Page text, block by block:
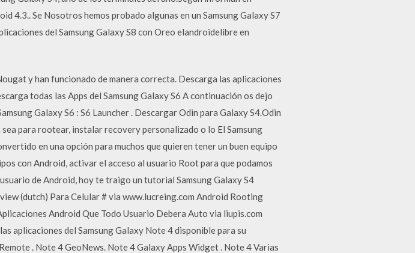
4.3.. Se Nosotros hemos probado algunas en un Samsung Galaxy S7
del Samsung Galaxy S8 con Oreo elandroidelibre en
y han funcionado de manera correcta. Descarga las aplicaciones
todas las Apps del Samsung Galaxy S6 A continuación os dejo
Galaxy S6 : S6 Launcher . Descargar Odin para Galaxy S4.Odin
para rootear, instalar recovery personalizado o lo El Samsung
en una opción para muchos que quieren tener un buen equipo
con Android, activar el acceso al usuario Root para que podamos
de Android, hoy te traigo un tutorial Samsung Galaxy S4
(dutch) Para Celular # via www.lucreing.com Android Rooting
Android Que Todo Usuario Debera Auto via liupis.com
aplicaciones del Samsung Galaxy Note 4 disponible para su
. Note 4 GeoNews. Note 4 Galaxy Apps Widget . Note 4 Varias